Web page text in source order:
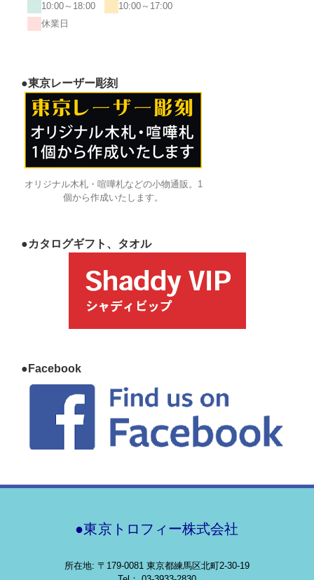
10:00～18:00
10:00～17:00
休業日
●東京レーザー彫刻
オリジナル木札・喧嘩札などの小物通販。1
個から作成いたします。
●カタログギフト、タオル
●Facebook
●東京トロフィー株式会社
所在地: 〒179-0081 東京都練馬区北町2-30-19